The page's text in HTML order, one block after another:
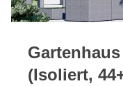
(Isoliert,